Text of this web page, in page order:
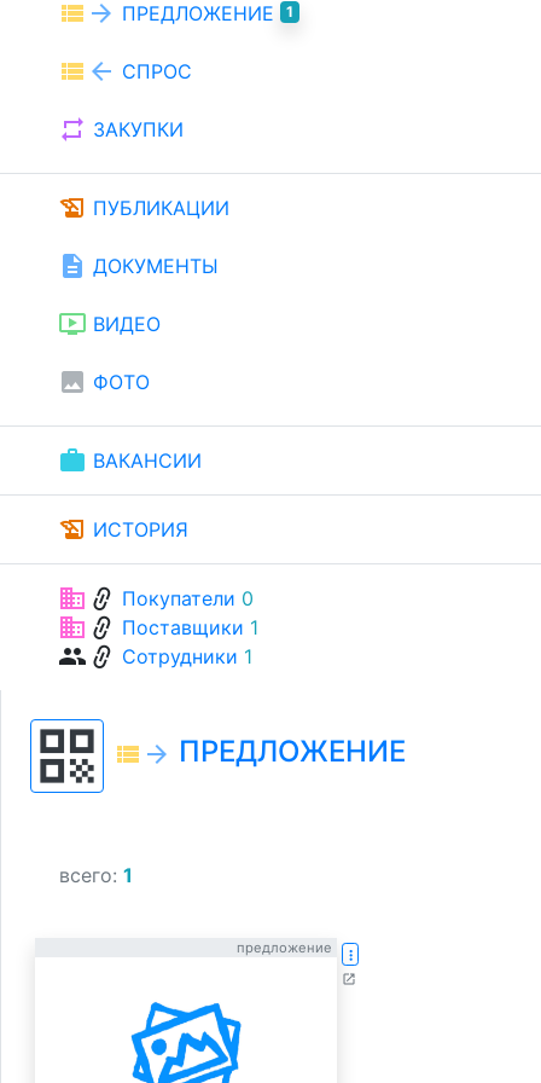
view_list arrow_forward ПРЕДЛОЖЕНИЕ 1
view_list arrow_back СПРОС
repeat ЗАКУПКИ
history_edu ПУБЛИКАЦИИ
description ДОКУМЕНТЫ
ondemand_video ВИДЕО
image ФОТО
work ВАКАНСИИ
history_edu ИСТОРИЯ
businesslink Покупатели 0
businesslink Поставщики 1
grouplink Сотрудники 1
qr_code view_list arrow_forward ПРЕДЛОЖЕНИЕ
всего: 1
предложение more_vert
open_in_new